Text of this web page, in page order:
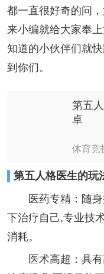
都一直很好奇的问
来小编就给大家奉
知道的小伙伴们就
到你们。
第五
卓
体育竞
第五人格医生的玩
医药专精：随身
下治疗自己,专业技
消耗。
医术高超：具有